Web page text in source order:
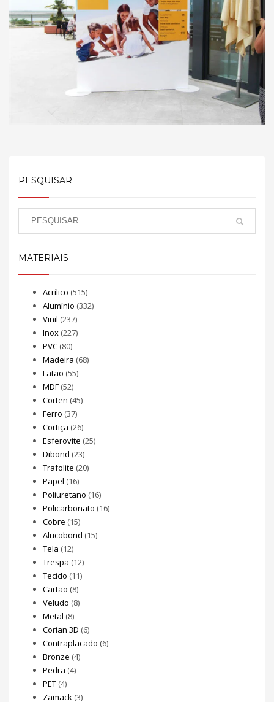
PESQUISAR
MATERIAIS
Acrílico (515)
Alumínio (332)
Vinil (237)
Inox (227)
PVC (80)
Madeira (68)
Latão (55)
MDF (52)
Corten (45)
Ferro (37)
Cortiça (26)
Esferovite (25)
Dibond (23)
Trafolite (20)
Papel (16)
Poliuretano (16)
Policarbonato (16)
Cobre (15)
Alucobond (15)
Tela (12)
Trespa (12)
Tecido (11)
Cartão (8)
Veludo (8)
Metal (8)
Corian 3D (6)
Contraplacado (6)
Bronze (4)
Pedra (4)
PET (4)
Zamack (3)